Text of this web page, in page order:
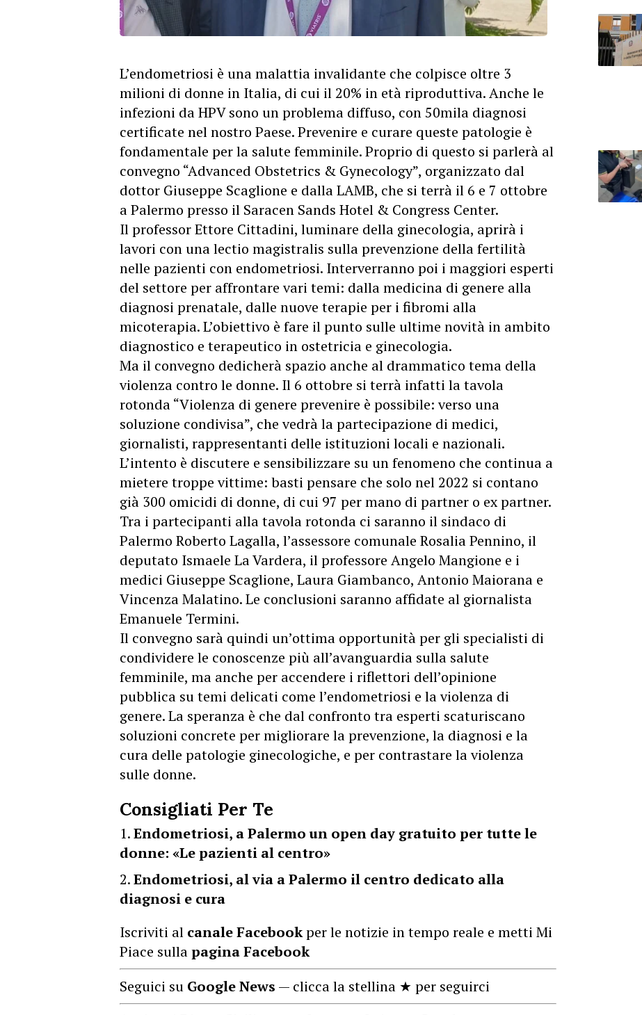
L’endometriosi è una malattia invalidante che colpisce oltre 3
milioni di donne in Italia, di cui il 20% in età riproduttiva. Anche le
infezioni da HPV sono un problema diffuso, con 50mila diagnosi
certificate nel nostro Paese. Prevenire e curare queste patologie è
fondamentale per la salute femminile. Proprio di questo si parlerà al
convegno “Advanced Obstetrics & Gynecology”, organizzato dal
dottor Giuseppe Scaglione e dalla LAMB, che si terrà il 6 e 7 ottobre
a Palermo presso il Saracen Sands Hotel & Congress Center.
Il professor Ettore Cittadini, luminare della ginecologia, aprirà i
lavori con una lectio magistralis sulla prevenzione della fertilità
nelle pazienti con endometriosi. Interverranno poi i maggiori esperti
del settore per affrontare vari temi: dalla medicina di genere alla
diagnosi prenatale, dalle nuove terapie per i fibromi alla
micoterapia. L’obiettivo è fare il punto sulle ultime novità in ambito
diagnostico e terapeutico in ostetricia e ginecologia.
Ma il convegno dedicherà spazio anche al drammatico tema della
violenza contro le donne. Il 6 ottobre si terrà infatti la tavola
rotonda “Violenza di genere prevenire è possibile: verso una
soluzione condivisa”, che vedrà la partecipazione di medici,
giornalisti, rappresentanti delle istituzioni locali e nazionali.
L’intento è discutere e sensibilizzare su un fenomeno che continua a
mietere troppe vittime: basti pensare che solo nel 2022 si contano
già 300 omicidi di donne, di cui 97 per mano di partner o ex partner.
Tra i partecipanti alla tavola rotonda ci saranno il sindaco di
Palermo Roberto Lagalla, l’assessore comunale Rosalia Pennino, il
deputato Ismaele La Vardera, il professore Angelo Mangione e i
medici Giuseppe Scaglione, Laura Giambanco, Antonio Maiorana e
Vincenza Malatino. Le conclusioni saranno affidate al giornalista
Emanuele Termini.
Il convegno sarà quindi un’ottima opportunità per gli specialisti di
condividere le conoscenze più all’avanguardia sulla salute
femminile, ma anche per accendere i riflettori dell’opinione
pubblica su temi delicati come l’endometriosi e la violenza di
genere. La speranza è che dal confronto tra esperti scaturiscano
soluzioni concrete per migliorare la prevenzione, la diagnosi e la
cura delle patologie ginecologiche, e per contrastare la violenza
sulle donne.
Consigliati Per Te
Endometriosi, a Palermo un open day gratuito per tutte le
donne: «Le pazienti al centro»
Endometriosi, al via a Palermo il centro dedicato alla
diagnosi e cura
Iscriviti al canale Facebookper le notizie in tempo reale e metti Mi
Piace sullapagina Facebook
Seguici su Google News — clicca la stellina ★ per seguirci